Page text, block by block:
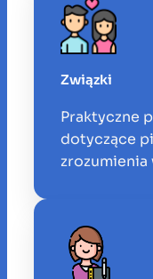
Związki
Praktyczne
dotyczące
zrozumienia